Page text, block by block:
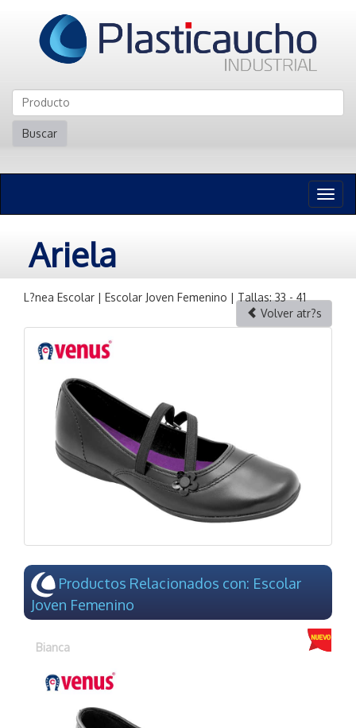
Buscar
n
Ariela
L?nea Escolar | Escolar Joven Femenino | Tallas: 33 - 41
Volver atr?s
Productos Relacionados con: Escolar
Joven Femenino
Bianca